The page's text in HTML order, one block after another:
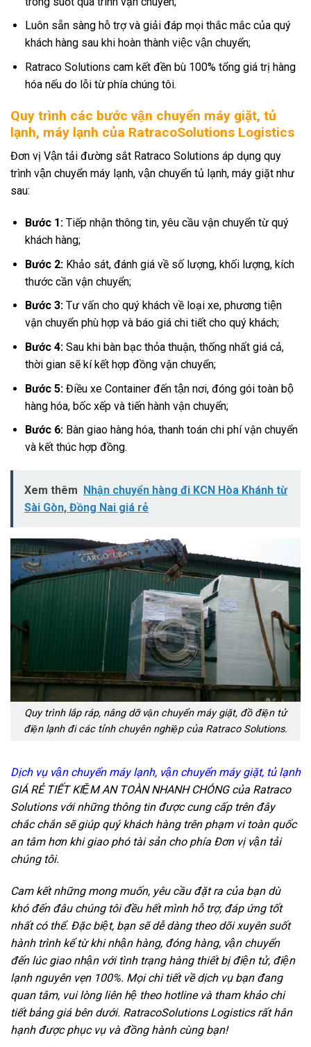
Luôn sẵn sàng hỗ trợ và giải đáp mọi thắc mắc của quý
khách hàng sau khi hoàn thành việc vận chuyển;
Ratraco Solutions cam kết đền bù 100% tổng giá trị hàng
hóa nếu do lỗi từ phía chúng tôi.
Quy trình các bước vận chuyển máy giặt, tủ
lạnh, máy lạnh của RatracoSolutions Logistics
Đơn vị Vận tải đường sắt Ratraco Solutions áp dụng quy
trình vận chuyển máy lạnh, vận chuyển tủ lạnh, máy giặt như
sau:
Bước 1:Tiếp nhận thông tin, yêu cầu vận chuyển từ quý
khách hàng;
Bước 2:Khảo sát, đánh giá về số lượng, khối lượng, kích
thước cần vận chuyển;
Bước 3: Tư vấn cho quý khách về loại xe, phương tiện
vận chuyển phù hợp và báo giá chi tiết cho quý khách;
Bước 4:Sau khi bàn bạc thỏa thuận, thống nhất giá cả,
thời gian sẽ kí kết hợp đồng vận chuyển;
Bước 5:Điều xe Container đến tận nơi, đóng gói toàn bộ
hàng hóa, bốc xếp và tiến hành vận chuyển;
Bước 6:Bàn giao hàng hóa, thanh toán chi phí vận chuyển
và kết thúc hợp đồng.
Xem thêm Nhận chuyển hàng đi KCN Hòa Khánh từ
Sài Gòn, Đồng Nai giá rẻ
Quy trình lắp ráp, nâng dỡ vận chuyển máy giặt, đồ điện tử
điện lạnh đi các tỉnh chuyên nghiệp của Ratraco Solutions.
Dịch vụ vận chuyển máy lạnh, vận chuyển máy giặt, tủ lạnh
GIÁ RẺ TIẾT KIỆM AN TOÀN NHANH CHÓNG của Ratraco
Solutions với những thông tin được cung cấp trên đây
chắc chắn sẽ giúp quý khách hàng trên phạm vi toàn quốc
an tâm hơn khi giao phó tài sản cho phía Đơn vị vận tải
chúng tôi.
Cam kết những mong muốn, yêu cầu đặt ra của bạn dù
khó đến đâu chúng tôi đều hết mình hỗ trợ, đáp ứng tốt
nhất có thể. Đặc biệt, bạn sẽ dễ dàng theo dõi xuyên suốt
hành trình kể từ khi nhận hàng, đóng hàng, vận chuyển
đến lúc giao nhận với tình trạng hàng thiết bị điện tử, điện
lạnh nguyên vẹn 100%. Mọi chi tiết về dịch vụ bạn đang
quan tâm, vui lòng liên hệ theo hotline và tham khảo chi
tiết bảng giá bên dưới. RatracoSolutions Logistics rất hân
hạnh được phục vụ và đồng hành cùng bạn!